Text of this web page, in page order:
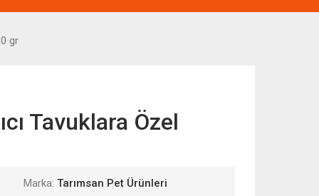
gr
Tavuklara Özel
Marka: Tarımsan Pet Ürünleri